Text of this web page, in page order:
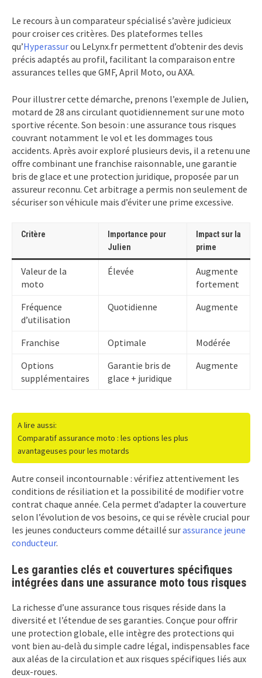
Le recours à un comparateur spécialisé s’avère judicieux
pour croiser ces critères. Des plateformes telles
qu’Hyperassurou LeLynx.fr permettent d’obtenir des devis
précis adaptés au profil, facilitant la comparaison entre
assurances telles que GMF, April Moto, ou AXA.
Pour illustrer cette démarche, prenons l’exemple de Julien,
motard de 28 ans circulant quotidiennement sur une moto
sportive récente. Son besoin : une assurance tous risques
couvrant notamment le vol et les dommages tous
accidents. Après avoir exploré plusieurs devis, il a retenu une
offre combinant une franchise raisonnable, une garantie
bris de glace et une protection juridique, proposée par un
assureur reconnu. Cet arbitrage a permis non seulement de
sécuriser son véhicule mais d’éviter une prime excessive.
Critère
Importance pour
Julien
Impact sur la
prime
Valeur de la
moto
Élevée
Augmente
fortement
Fréquence
d’utilisation
Quotidienne Augmente
Franchise Optimale
Modérée
Options
supplémentaires
Garantie bris de
glace + juridique
Augmente
A lire aussi:
Comparatif assurance moto : les options les plus
avantageuses pour les motards
Autre conseil incontournable : vérifiez attentivement les
conditions de résiliation et la possibilité de modifier votre
contrat chaque année. Cela permet d’adapter la couverture
selon l’évolution de vos besoins, ce qui se révèle crucial pour
les jeunes conducteurs comme détaillé surassurance jeune
conducteur.
Les garanties clés et couvertures spécifiques
intégrées dans une assurance moto tous risques
La richesse d’une assurance tous risques réside dans la
diversité et l’étendue de ses garanties. Conçue pour offrir
une protection globale, elle intègre des protections qui
vont bien au-delà du simple cadre légal, indispensables face
aux aléas de la circulation et aux risques spécifiques liés aux
deux-roues.